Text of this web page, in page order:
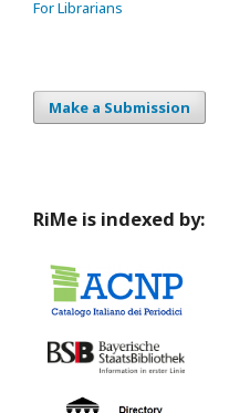
For Librarians
Make a Submission
RiMe is indexed by: